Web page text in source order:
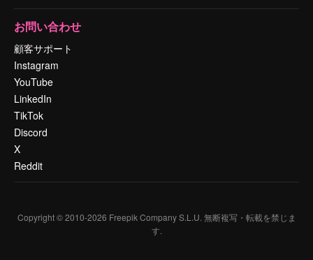
お問い合わせ
顧客サポート
Instagram
YouTube
LinkedIn
TikTok
Discord
X
Reddit
Copyright © 2010-2026 Freepik Company S.L.U. 無断複写・転載を禁じま
す.